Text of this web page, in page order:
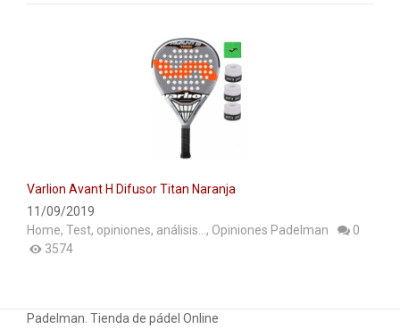
Varlion Avant H Difusor Titan Naranja
11/09/2019
Home, Test, opiniones, análisis... , Opiniones Padelman
0
3574
Padelman. Tienda de pádel Online